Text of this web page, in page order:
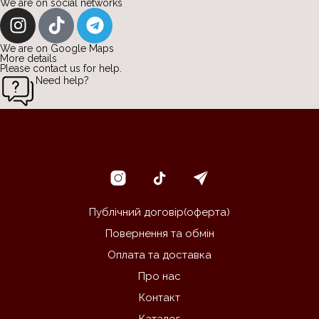
We are on social networks
We are on Google Maps ​
More details
Please contact us for help.
Need help?
Публічний договір(оферта)
Повернення та обмін
Оплата та доставка
Про нас
Контакт